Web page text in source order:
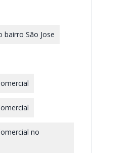
bairro São Jose
no